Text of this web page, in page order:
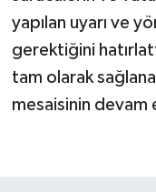
yapılan uyarı ve
gerektiğini
tam olarak
mesaisinin devam